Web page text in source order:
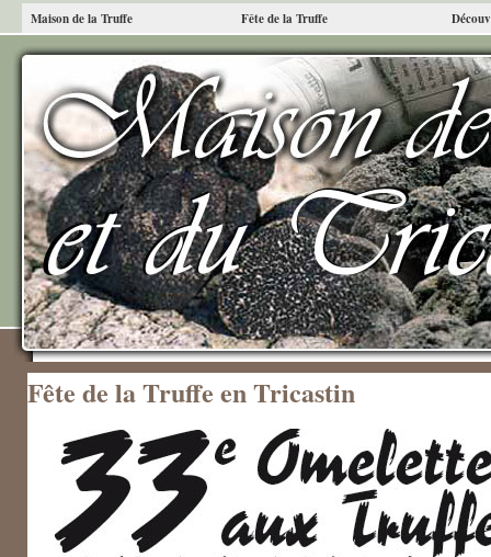
Maison de la Truffe Fête de la Truffe
Fête de la Truffe en Tricastin